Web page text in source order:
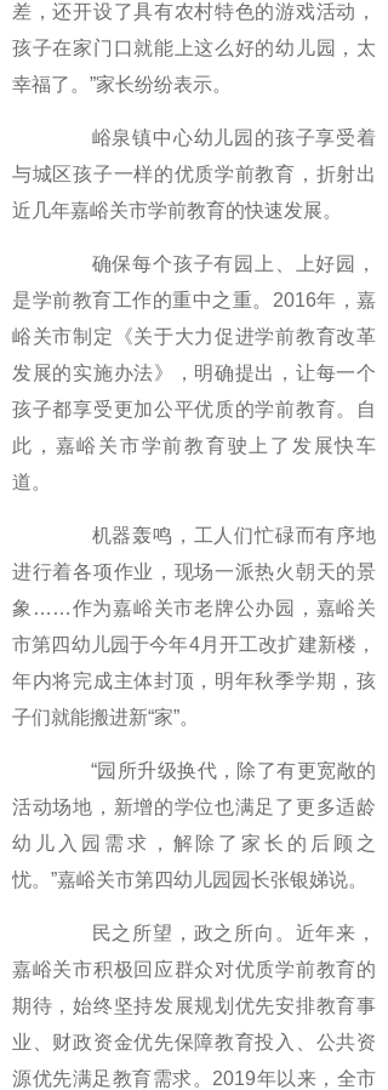
差，还开设了具有农村特色的游戏活动，
孩子在家门口就能上这么好的幼儿园，太
幸福了。”家长纷纷表示。
峪泉镇中心幼儿园的孩子享受着
与城区孩子一样的优质学前教育，折射出
近几年嘉峪关市学前教育的快速发展。
确保每个孩子有园上、上好园，
是学前教育工作的重中之重。2016年，嘉
峪关市制定《关于大力促进学前教育改革
发展的实施办法》，明确提出，让每一个
孩子都享受更加公平优质的学前教育。自
此，嘉峪关市学前教育驶上了发展快车
道。
机器轰鸣，工人们忙碌而有序地
进行着各项作业，现场一派热火朝天的景
象……作为嘉峪关市老牌公办园，嘉峪关
市第四幼儿园于今年4月开工改扩建新楼，
年内将完成主体封顶，明年秋季学期，孩
子们就能搬进新“家”。
“园所升级换代，除了有更宽敞的
活动场地，新增的学位也满足了更多适龄
幼儿入园需求，解除了家长的后顾之
忧。”嘉峪关市第四幼儿园园长张银娣说。
民之所望，政之所向。近年来，
嘉峪关市积极回应群众对优质学前教育的
期待，始终坚持发展规划优先安排教育事
业、财政资金优先保障教育投入、公共资
源优先满足教育需求。2019年以来，全市